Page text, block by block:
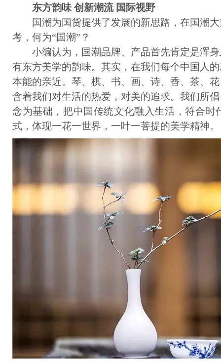
东方韵味 创新潮流 国际视野
国潮为国货提供了发展的新思路，在国潮大
考，何为“国潮”？
小编认为，国潮品牌、产品首先肯定是浑身
有东方美学的韵味。其实，在我们每个中国人
本能的亲近。琴、棋、书、画、诗、香、茶、
含着我们对生活的热爱，对美的追求。我们所
念为基础，把中国传统文化融入生活，符合时
式，体现一花一世界，一叶一菩提的美学精神。